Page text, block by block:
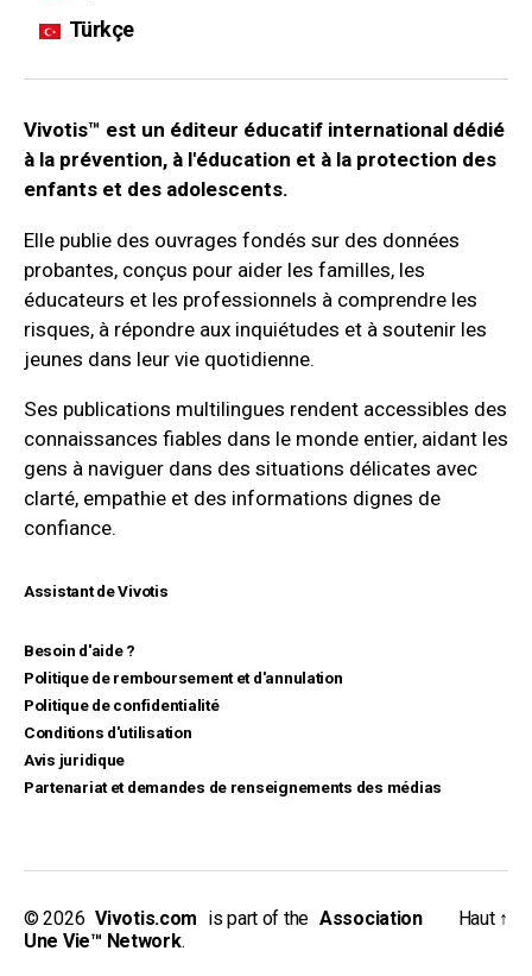
Türkçe
Vivotis™ est un éditeur éducatif international dédié
à la prévention, à l'éducation et à la protection des
enfants et des adolescents.
Elle publie des ouvrages fondés sur des données
probantes, conçus pour aider les familles, les
éducateurs et les professionnels à comprendre les
risques, à répondre aux inquiétudes et à soutenir les
jeunes dans leur vie quotidienne.
Ses publications multilingues rendent accessibles des
connaissances fiables dans le monde entier, aidant les
gens à naviguer dans des situations délicates avec
clarté, empathie et des informations dignes de
confiance.
Assistant de Vivotis
Besoin d'aide ?
Politique de remboursement et d'annulation
Politique de confidentialité
Conditions d'utilisation
Avis juridique
Partenariat et demandes de renseignements des médias
© 2026 _Vivotis.com is part of the Association
Une Vie™ Network.
Haut ↑